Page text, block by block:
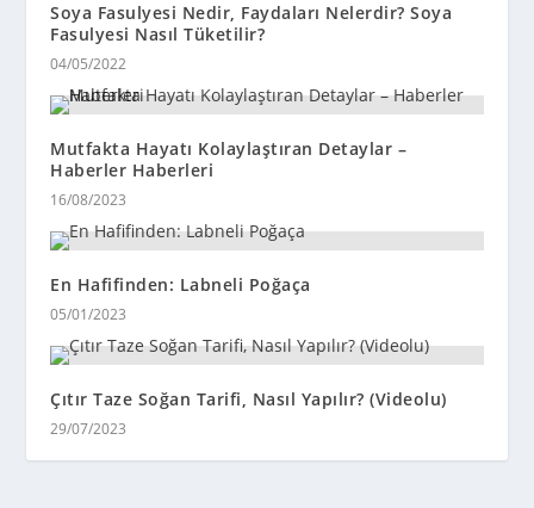
Soya Fasulyesi Nedir, Faydaları Nelerdir? Soya
Fasulyesi Nasıl Tüketilir?
04/05/2022
Mutfakta Hayatı Kolaylaştıran Detaylar –
Haberler Haberleri
16/08/2023
En Hafifinden: Labneli Poğaça
05/01/2023
Çıtır Taze Soğan Tarifi, Nasıl Yapılır? (Videolu)
29/07/2023